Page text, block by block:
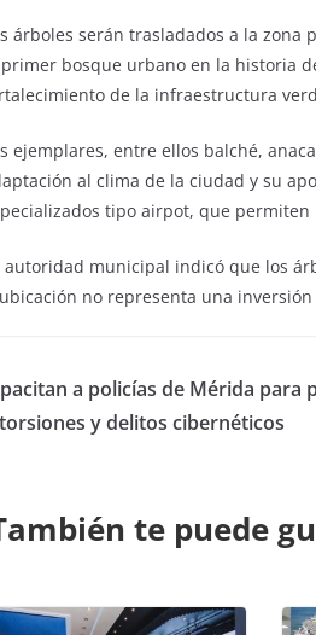
árboles serán trasladados a la
bosque urbano en la historia
de la infraestructura
ejemplares, entre ellos balché,
al clima de la ciudad y su
tipo airpot, que
autoridad municipal indicó que los
no representa una
a policías de Mérida para
y delitos cibernéticos
te puede